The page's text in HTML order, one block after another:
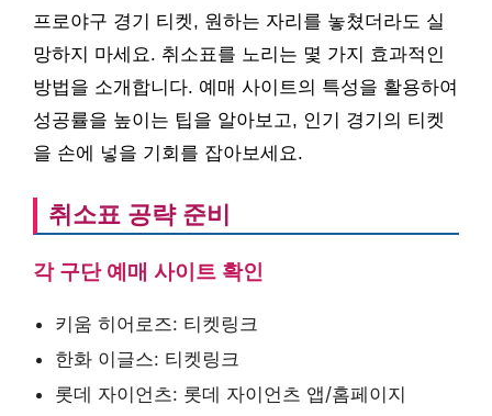
프로야구 경기 티켓, 원하는 자리를 놓쳤더라도 실
망하지 마세요. 취소표를 노리는 몇 가지 효과적인
방법을 소개합니다. 예매 사이트의 특성을 활용하여
성공률을 높이는 팁을 알아보고, 인기 경기의 티켓
을 손에 넣을 기회를 잡아보세요.
취소표 공략 준비
각 구단 예매 사이트 확인
키움 히어로즈: 티켓링크
한화 이글스: 티켓링크
롯데 자이언츠: 롯데 자이언츠 앱/홈페이지